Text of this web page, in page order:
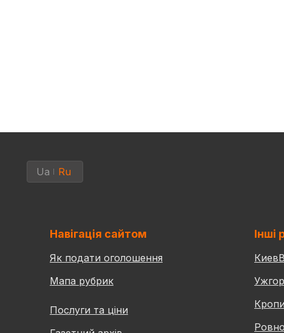
Ua Ru
Навігація сайтом
Як подати оголошення
Мапа рубрик
Послуги та ціни
Інші
Киев
Ровно